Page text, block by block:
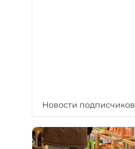
Новости подписчиков